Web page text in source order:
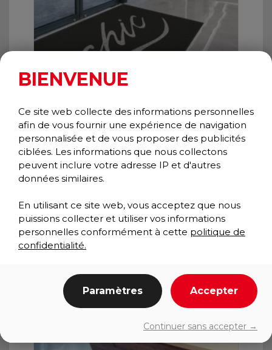
Gratte-pieds
Collection Classique
BIENVENUE
Ce site web collecte des informations personnelles
afin de vous fournir une expérience de navigation
personnalisée et de vous proposer des publicités
ciblées. Les informations que nous collectons
peuvent inclure votre adresse IP et d'autres
données similaires.
En utilisant ce site web, vous acceptez que nous
puissions collecter et utiliser vos informations
personnelles conformément à cette politique de
confidentialité.
Paramètres Accepter
Continuer sans accepter →